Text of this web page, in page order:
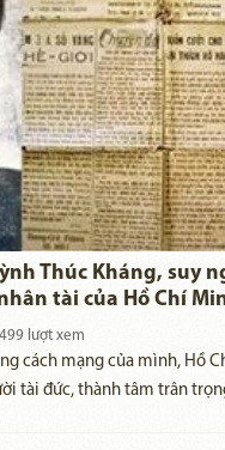
Thúc Kháng, suy
tài của Hồ Chí
lượt xem
cách mạng của mình, Hồ
tài đức, thành tâm trân